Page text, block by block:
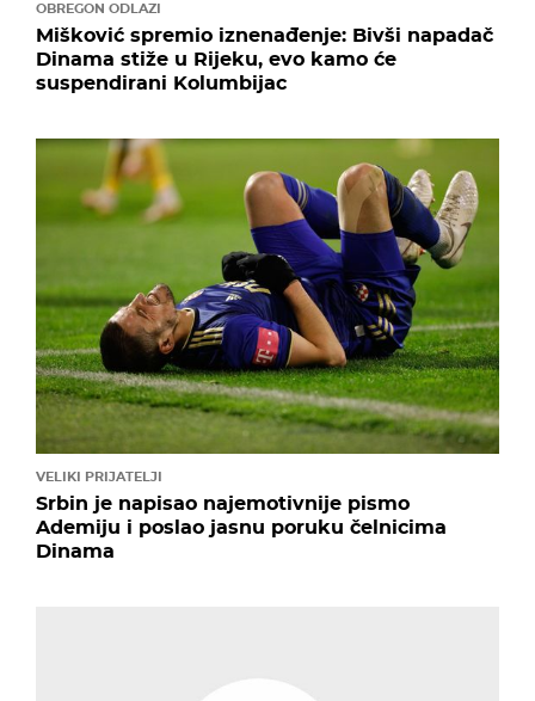
OBREGON ODLAZI
Mišković spremio iznenađenje: Bivši napadač
Dinama stiže u Rijeku, evo kamo će
suspendirani Kolumbijac
VELIKI PRIJATELJI
Srbin je napisao najemotivnije pismo
Ademiju i poslao jasnu poruku čelnicima
Dinama